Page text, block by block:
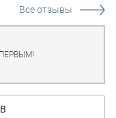
Все отзывы